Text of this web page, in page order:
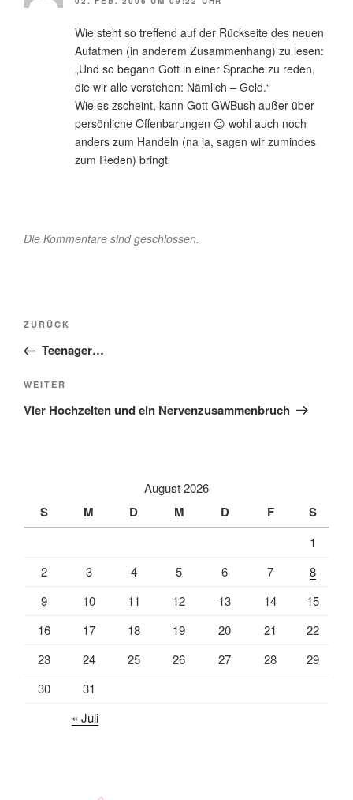
Wie steht so treffend auf der Rückseite des neuen
Aufatmen (in anderem Zusammenhang) zu lesen:
„Und so begann Gott in einer Sprache zu reden,
die wir alle verstehen: Nämlich – Geld.“
Wie es zscheint, kann Gott GWBush außer über
persönliche Offenbarungen 😉 wohl auch noch
anders zum Handeln (na ja, sagen wir zumindes
zum Reden) bringt
Die Kommentare sind geschlossen.
Beitragsnavigation
Vorheriger
Beitrag
ZURÜCK
Teenager…
Nächster
Beitrag
WEITER
Vier Hochzeiten und ein Nervenzusammenbruch
August 2026
S M D M D F S
1
2
3 4 5 6 7
8
9
10 11 12 13 14
15
16
17 18 19 20 21
22
23
24 25 26 27 28
29
30
31
« Juli